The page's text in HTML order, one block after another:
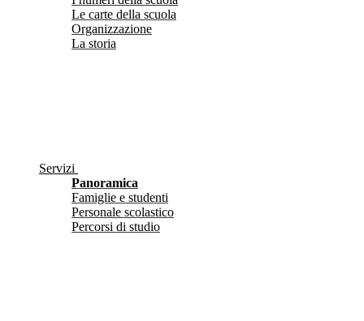
Le carte della scuola
Organizzazione
La storia
Servizi
Panoramica
Famiglie e studenti
Personale scolastico
Percorsi di studio